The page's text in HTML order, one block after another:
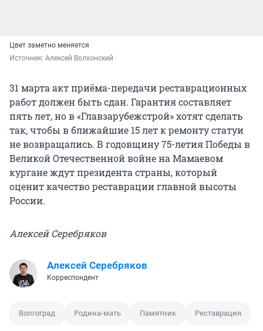
Цвет заметно меняется
Источник: Алексей Волхонский
31 марта акт приёма-передачи реставрационных
работ должен быть сдан. Гарантия составляет
пять лет, но в «Главзарубежстрой» хотят сделать
так, чтобы в ближайшие 15 лет к ремонту статуи
не возвращались. В годовщину 75-летия Победы в
Великой Отечественной войне на Мамаевом
кургане ждут президента страны, который
оценит качество реставрации главной высоты
России.
Алексей Серебряков
Алексей Серебряков
Корреспондент
Волгоград Родина-мать Памятник Реставрация